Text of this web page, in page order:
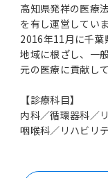
高知県発祥の医療
を有し運営していま
2016年11月に千葉
地域に根ざし、一
元の医療に貢献して
【診療科目】
内科／循環器科／